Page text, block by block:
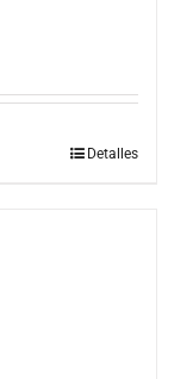
Detalles